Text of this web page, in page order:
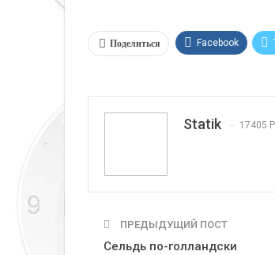
Поделиться Facebook
Statik 17405
ПРЕДЫДУЩИЙ ПОСТ
Сельдь по-голландски